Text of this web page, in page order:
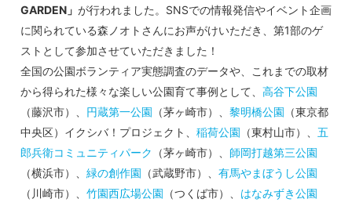
GARDEN」 が行われました。SNSでの情報発信やイベント企画
に関られている森ノオトさんにお声がけいただき、第1部のゲ
ストとして参加させていただきました！
全国の公園ボランティア実態調査のデータや、これまでの取材
から得られた様々な楽しい公園育て事例として、 高谷下公園
（藤沢市）、 円蔵第一公園 （茅ヶ崎市）、 黎明橋公園 （東京都
中央区）イクシバ！プロジェクト、 稲荷公園 （東村山市）、 五
郎兵衛コミュニティパーク
（茅ヶ崎市）、 師岡打越第三公園
（横浜市）、 緑の創作園 （武蔵野市）、 有馬やまぼうし公園
（川崎市）、 竹園西広場公園 （つくば市）、 はなみずき公園